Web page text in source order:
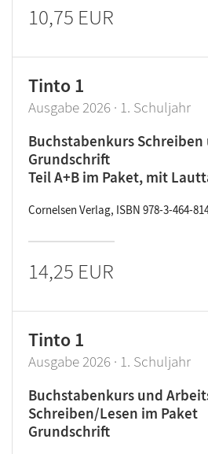
10,75 EUR
Tinto 1
Ausgabe 2026 · 1. Schuljahr
Buchstabenkurs Schreiben
Grundschrift
Teil A+B im Paket, mit
Cornelsen Verlag, ISBN 978-3-464-
14,25 EUR
Tinto 1
Ausgabe 2026 · 1. Schuljahr
Buchstabenkurs und
Schreiben/Lesen im Paket
Grundschrift